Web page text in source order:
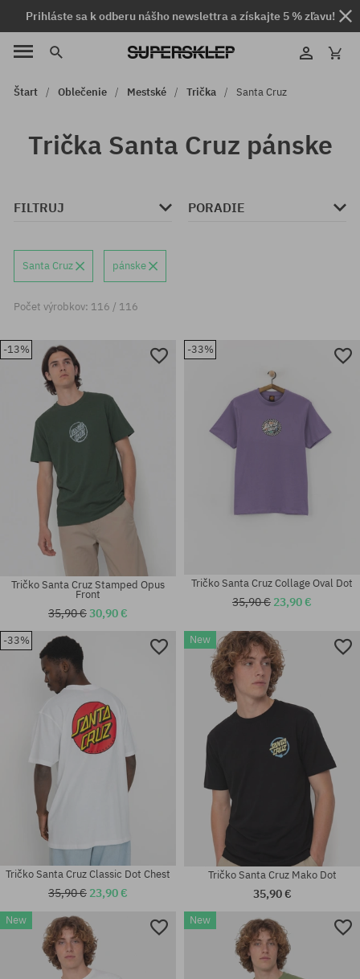
Prihláste sa k odberu nášho newslettra a získajte 5 % zľavu!
Štart Oblečenie Mestské Trička Santa Cruz
Trička Santa Cruz pánske
FILTRUJ PORADIE
Santa Cruz pánske
Počet výrobkov: 116 / 116
-13%
Dostupné veľkosti:
Tričko Santa Cruz Stamped Opus
Front
35,90 €30,90 €
-33%
Dostupné veľkosti:
Tričko Santa Cruz Collage Oval Dot
35,90 € 23,90 €
-33%
Tričko Santa Cruz Classic Dot Chest
35,90 € 23,90 €
New
Tričko Santa Cruz Mako Dot
35,90 €
New New